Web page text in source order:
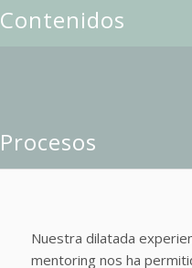
Contenidos
Procesos
Nuestra dilatada
mentoring nos ha